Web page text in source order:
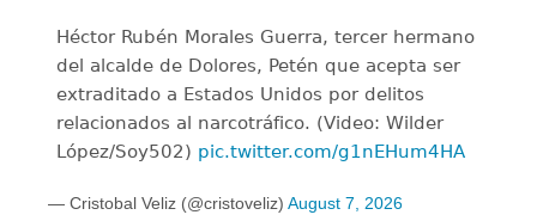
Héctor Rubén Morales Guerra, tercer hermano
del alcalde de Dolores, Petén que acepta ser
extraditado a Estados Unidos por delitos
relacionados al narcotráfico. (Video: Wilder
López/Soy502) pic.twitter.com/g1nEHum4HA
— Cristobal Veliz (@cristoveliz) August 7, 2026